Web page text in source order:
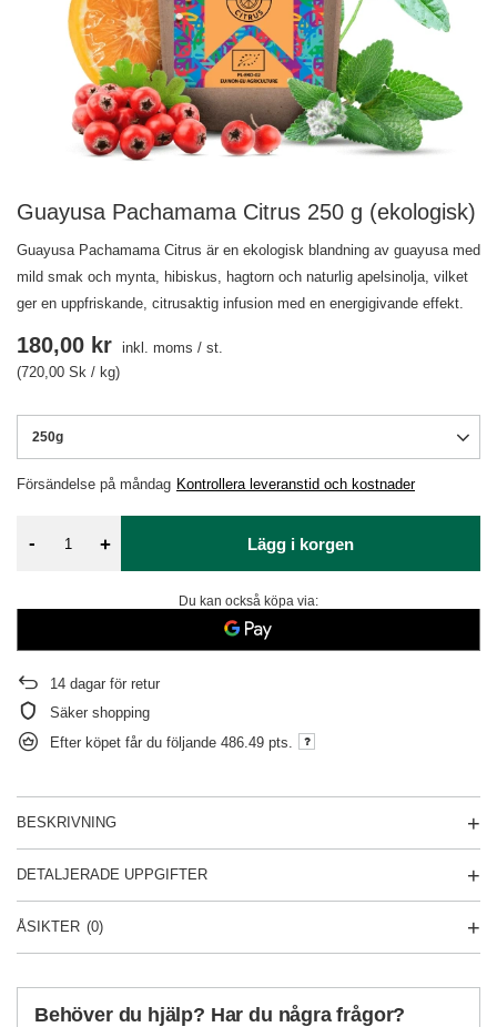
Guayusa Pachamama Citrus 250 g (ekologisk)
Guayusa Pachamama Citrus är en ekologisk blandning av guayusa med
mild smak och mynta, hibiskus, hagtorn och naturlig apelsinolja, vilket
ger en uppfriskande, citrusaktig infusion med en energigivande effekt.
250g
Försändelse på måndag Kontrollera leveranstid och kostnader
180,00 kr inkl. moms / st.
(720,00 Sk / kg)
- + Lägg i korgen
Du kan också köpa via:
14 dagar för retur
Säker shopping
Efter köpet får du följande 486.49 pts.
BESKRIVNING
DETALJERADE UPPGIFTER
ÅSIKTER (0)
Behöver du hjälp? Har du några frågor?